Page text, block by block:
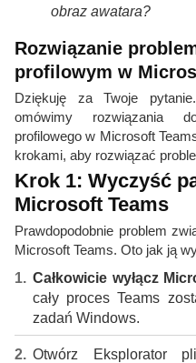
obraz awatara?
Rozwiązanie
profilowym w
Dziękuję za Twoje
omówimy rozwiązania
profilowego w Microsoft
krokami, aby rozwiązać
Krok 1: Wyczyść
Microsoft Teams
Prawdopodobnie problem
Microsoft Teams. Oto jak ją
Całkowicie wyłącz
cały proces Teams
zadań Windows.
Otwórz Eksplorator